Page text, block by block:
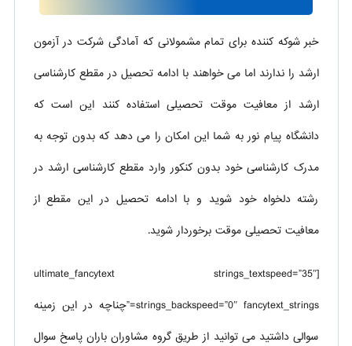
خبر شوکه کننده برای تمام مشمولانی که آمادگی شرکت در آزمون
ارشد را ندارند اما می خواهند با ادامه تحصیل در مقطع کارشناسی
ارشد از معافیت موقت تحصیلی استفاده کنند این است که
دانشگاه پیام نور به شما این امکان را می دهد که بدون توجه به
مدرک کارشناسی خود بدون کنکور وارد مقطع کارشناسی ارشد در
رشته دلخواه خود شوید و با ادامه تحصیل در این مقطع از
معافیت تحصیلی موقت برخوردار شوید.
[ultimate_fancytext strings_textspeed=”35″
strings_backspeed=”0″ fancytext_strings=”چناچه در این زمینه
سوالی داشتید می توانید از طریق گروه مشاوران باران پاسخ سوال